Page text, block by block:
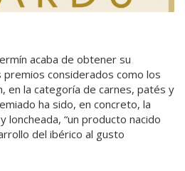
acaba de obtener su
premios considerados como los
en la categoría de carnes, patés y
ha sido, en concreto, la
loncheada, “un producto nacido
del ibérico al gusto